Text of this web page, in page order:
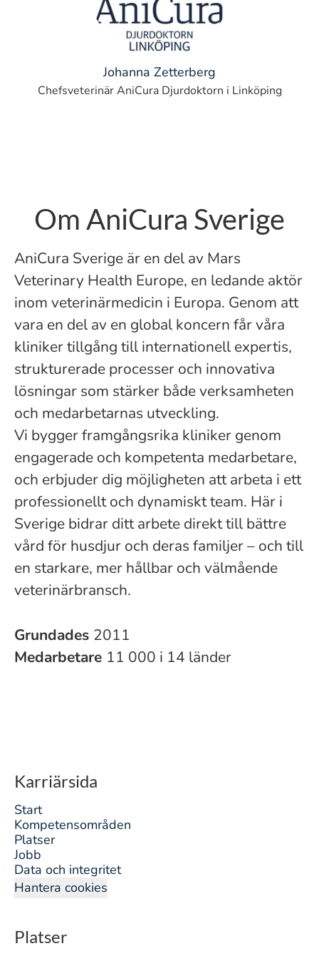
Johanna Zetterberg
Chefsveterinär AniCura Djurdoktorn i Linköping
Om AniCura Sverige
AniCura Sverige är en del av Mars
Veterinary Health Europe, en ledande aktör
inom veterinärmedicin i Europa. Genom att
vara en del av en global koncern får våra
kliniker tillgång till internationell expertis,
strukturerade processer och innovativa
lösningar som stärker både verksamheten
och medarbetarnas utveckling.
Vi bygger framgångsrika kliniker genom
engagerade och kompetenta medarbetare,
och erbjuder dig möjligheten att arbeta i ett
professionellt och dynamiskt team. Här i
Sverige bidrar ditt arbete direkt till bättre
vård för husdjur och deras familjer – och till
en starkare, mer hållbar och välmående
veterinärbransch.
Grundades 2011
Medarbetare 11 000 i 14 länder
Karriärsida
Start
Kompetensområden
Platser
Jobb
Data och integritet
Hantera cookies
Platser